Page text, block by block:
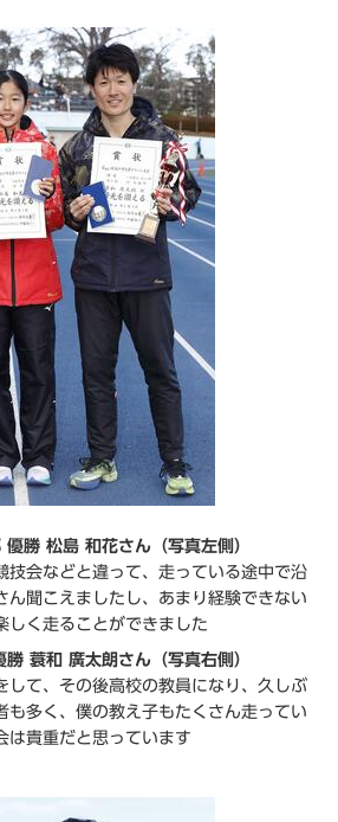
勝 松島 和花さん（写真左側）
技会などと違って、走っている途中で沿
ん聞こえましたし、あまり経験できない
しく走ることができました
蓑和 廣太朗さん（写真右側）
して、その後高校の教員になり、久しぶ
も多く、僕の教え子もたくさん走ってい
は貴重だと思っています